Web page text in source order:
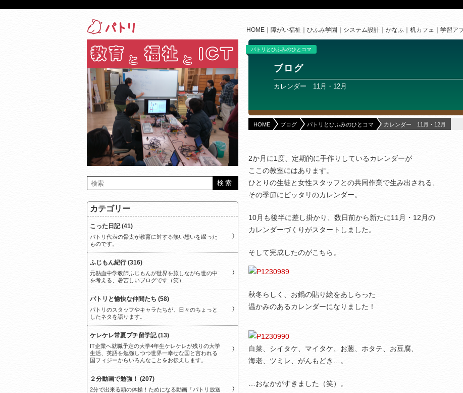
HOME 障がい福祉 ひふみ学園 システム設計 かなふ 机カフェ 学習ア
パトリとひふみのひとコマ
ブログ
カレンダー 11月・12月
HOME ブログ パトリとひふみのひとコマ カレンダー 11月・12月
2か月に1度、定期的に手作りしているカレンダーが
ここの教室にはあります。
ひとりの生徒と女性スタッフとの共同作業で生み出される、
その季節にピッタリのカレンダー。
10月も後半に差し掛かり、数日前から新たに11月・12月の
カレンダーづくりがスタートしました。
そして完成したのがこちら。
秋冬らしく、お鍋の貼り絵をあしらった
温かみのあるカレンダーになりました！
白菜、シイタケ、マイタケ、お葱、ホタテ、お豆腐、
海老、ツミレ、がんもどき…。
…おなかがすきました（笑）。
カテゴリー
こった日記 (41)
パトリ代表の骨太が教育に対する熱い想いを綴った
ものです。
ふじもん紀行 (316)
元熱血中学教師ふじもんが世界を旅しながら世の中
を考える、暑苦しいブログです（笑）
パトリと愉快な仲間たち (58)
パトリのスタッフやキャラたちが、日々のちょっと
したネタを語ります。
ケレケレ常夏プチ留学記 (13)
IT企業へ就職予定の大学4年生ケレケレが残りの大学
生活、英語を勉強しつつ世界一幸せな国と言われる
国フィジーからいろんなことをお伝えします。
２分動画で勉強！ (207)
2分で出来る頭の体操！ためになる動画「パトリ放送